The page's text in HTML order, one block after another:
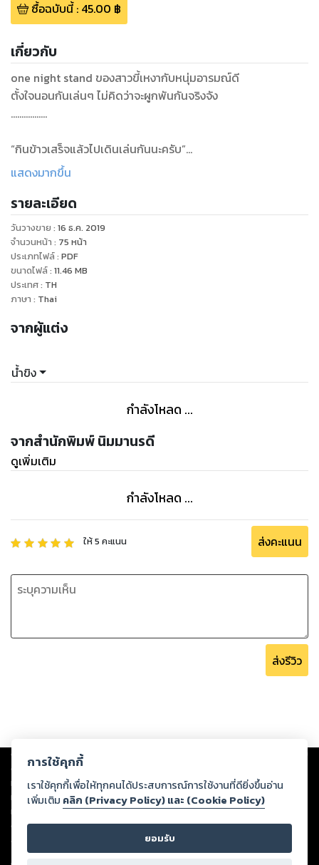
ซื้อฉบับนี้: 45.00 ฿
เกี่ยวกับ
one night stand ของสาวขี้เหงากับหนุ่มอารมณ์ดี
ตั้งใจนอนกันเล่นๆ ไม่คิดว่าจะผูกพันกันจริงจัง
.................
“กินข้าวเสร็จแล้วไปเดินเล่นกันนะครับ”
ต้องใจต้องหันกลับมาทางเดิมอีกครั้งเมื่อแทนคุณเอ่ยต่อ
ไหม”
ก็มันอยากรู้คำตอบจริงๆ เผื่อว่าเธอจะคิดอะไรมากมายอยู่ฝ่าย
เดียว เธอไม่ชอบความคิดตอนนี้ของตัวเองเท่าไหร่ แต่แววตาของ
คนตรงหน้าก็ทำให้หยุดคิดไม่ได้
“ถ้าอยากให้คุณคิดลึก ผมจะเปลี่ยนคำว่า เดิน เป็น นอน ครับ”
เขามองจ้องตาเธอ เธอมองตอบ หัวใจเต้นรัวกับการคาดเดาว่าเขา
จะพูดอะไรต่อไป
แสดงมากขึ้น
รายละเอียด
วันวางขาย : 16 ธ.ค. 2019
จำนวนหน้า : 75 หน้า
ประเภทไฟล์: PDF
ขนาดไฟล์: 11.46 MB
ประเทศ: TH
ภาษา : Thai
จากผู้แต่ง
น้ำขิง
กำลังโหลด ...
จากสำนักพิมพ์ นิมมานรดี
ดูเพิ่มเติม
กำลังโหลด ...
ให้5 คะแนน ส่งคะแนน
ส่งรีวิว
Copyright © 2026
ต่อผลงานหรือเนื้อหาใดที่อัปโหลดผ่านเว็บไซต์และปรากฏว่าละเมิดสิทธิใน
ทรัพย์สินทางปัญญาของบุคคลอื่นหรือขัดต่อกฎหมายและศีลธรรม ดังนั้น ผู้อ่าน
ทุกท่านโปรดใช้วิจารณญาณในการกลั่นกรองด้วยตนเอง และหากท่านพบว่าส่วน
หนึ่งส่วนใดขัดต่อกฎหมายและศีลธรรม กรุณาแจ้งมายังบริษัท เพื่อทีมงานจะได้
ดำเนินการในทันที ทั้งนี้ ทางสตอรี่ล็อกขอสงวนลิขสิทธิ์ตามพระราชบัญญัติ
ลิขสิทธิ์ พ.ศ. 2537 (ฉบับล่าสุด)
การใช้คุกกี้
เราใช้คุกกี้เพื่อให้ทุกคนได้ประสบการณ์การใช้งานที่ดียิ่งขึ้นอ่าน
เพิ่มเติม คลิก (Privacy Policy) และ (Cookie Policy)
ยอมรับ